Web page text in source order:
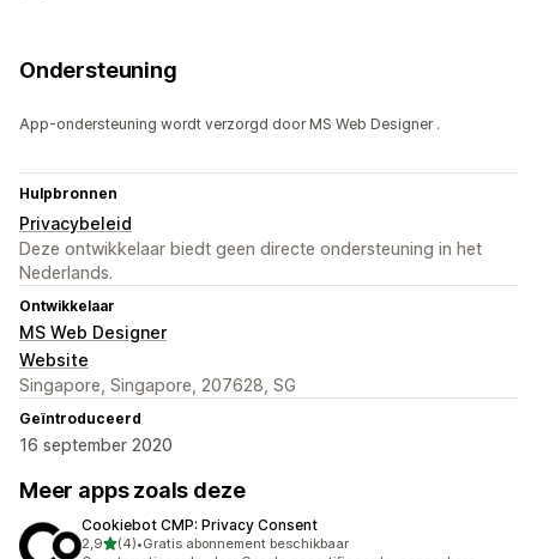
Ondersteuning
App-ondersteuning wordt verzorgd door MS Web Designer .
Hulpbronnen
Privacybeleid
Deze ontwikkelaar biedt geen directe ondersteuning in het
Nederlands.
Ontwikkelaar
MS Web Designer
Website
Singapore, Singapore, 207628, SG
Geïntroduceerd
16 september 2020
Meer apps zoals deze
Cookiebot CMP: Privacy Consent
2,9van 5 sterren
(4)
4 recensies in totaal
•Gratis abonnement beschikbaar